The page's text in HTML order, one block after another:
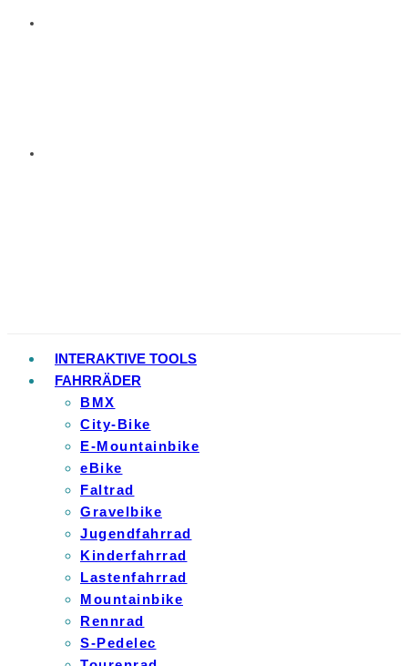
INTERAKTIVE TOOLS
FAHRRÄDER
BMX
City-Bike
E-Mountainbike
eBike
Faltrad
Gravelbike
Jugendfahrrad
Kinderfahrrad
Lastenfahrrad
Mountainbike
Rennrad
S-Pedelec